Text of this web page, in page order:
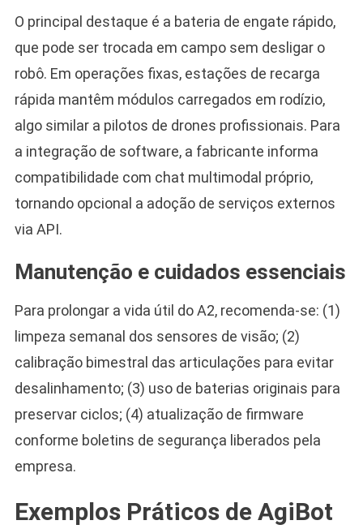
O principal destaque é a bateria de engate rápido,
que pode ser trocada em campo sem desligar o
robô. Em operações fixas, estações de recarga
rápida mantêm módulos carregados em rodízio,
algo similar a pilotos de drones profissionais. Para
a integração de software, a fabricante informa
compatibilidade com chat multimodal próprio,
tornando opcional a adoção de serviços externos
via API.
Manutenção e cuidados essenciais
Para prolongar a vida útil do A2, recomenda-se: (1)
limpeza semanal dos sensores de visão; (2)
calibração bimestral das articulações para evitar
desalinhamento; (3) uso de baterias originais para
preservar ciclos; (4) atualização de firmware
conforme boletins de segurança liberados pela
empresa.
Exemplos Práticos de AgiBot